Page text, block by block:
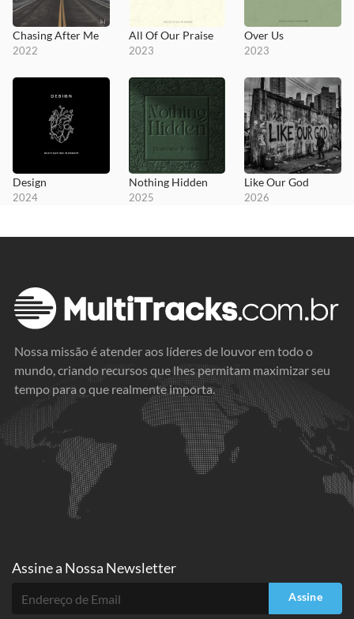
Chasing After Me
2022
All Of Our Praise
2023
Over Us
2023
Design
2024
Nothing Hidden
2025
Like Our God
2026
Nossa missão é atender aos líderes de louvor em todo o
mundo, criando recursos que lhes permitam maximizar seu
tempo para o que realmente importa.
Assine a Nossa Newsletter
Assine